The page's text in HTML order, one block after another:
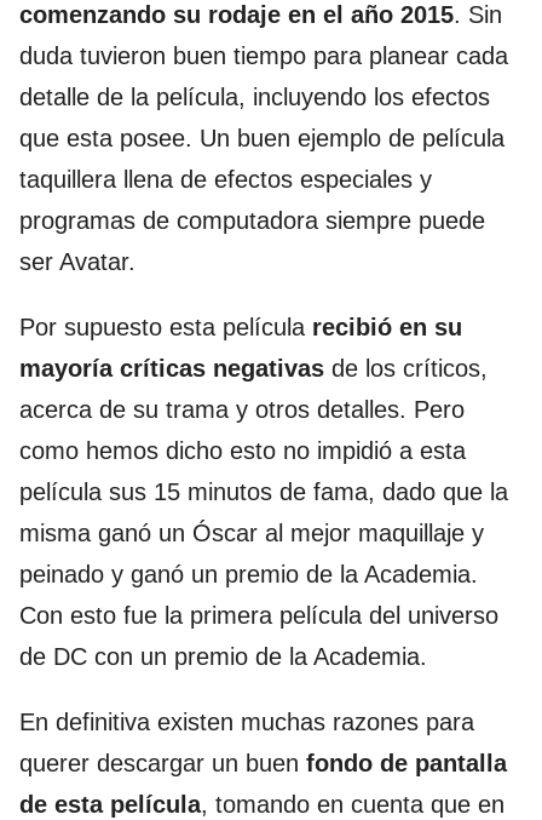
comenzando su rodaje en el año 2015. Sin
duda tuvieron buen tiempo para planear cada
detalle de la película, incluyendo los efectos
que esta posee. Un buen ejemplo de película
taquillera llena de efectos especiales y
programas de computadora siempre puede
ser Avatar.
Por supuesto esta película recibió en su
mayoría críticas negativas de los críticos,
acerca de su trama y otros detalles. Pero
como hemos dicho esto no impidió a esta
película sus 15 minutos de fama, dado que la
misma ganó un Óscar al mejor maquillaje y
peinado y ganó un premio de la Academia.
Con esto fue la primera película del universo
de DC con un premio de la Academia.
En definitiva existen muchas razones para
querer descargar un buen fondo de pantalla
de esta película, tomando en cuenta que en